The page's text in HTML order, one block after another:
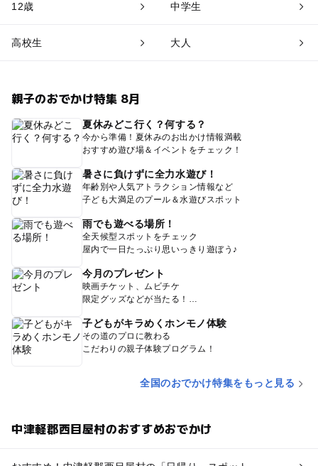
12歳 中学生
高校生 大人
親子のおでかけ特集 8月
夏休みどこ行く？何する？
今から準備！夏休みのお出かけ情報満載
おすすめ遊び場＆イベントをチェック！
暑さに負けずに全力水遊び！
年齢別や人気アトラクション情報など
子ども大満足のプール＆水遊びスポット
雨でも遊べる場所！
全天候型スポットをチェック
屋内で一日たっぷり思いっきり遊ぼう♪
今月のプレゼント
映画チケット、ムビチケ
限定グッズなどが当たる！
子どもがキラめくホンモノ体験
その道のプロに教わる
こだわりの親子体験プログラム！
全国のおでかけ特集をもっと見る
中津軽郡西目屋村のおすすめおでかけ